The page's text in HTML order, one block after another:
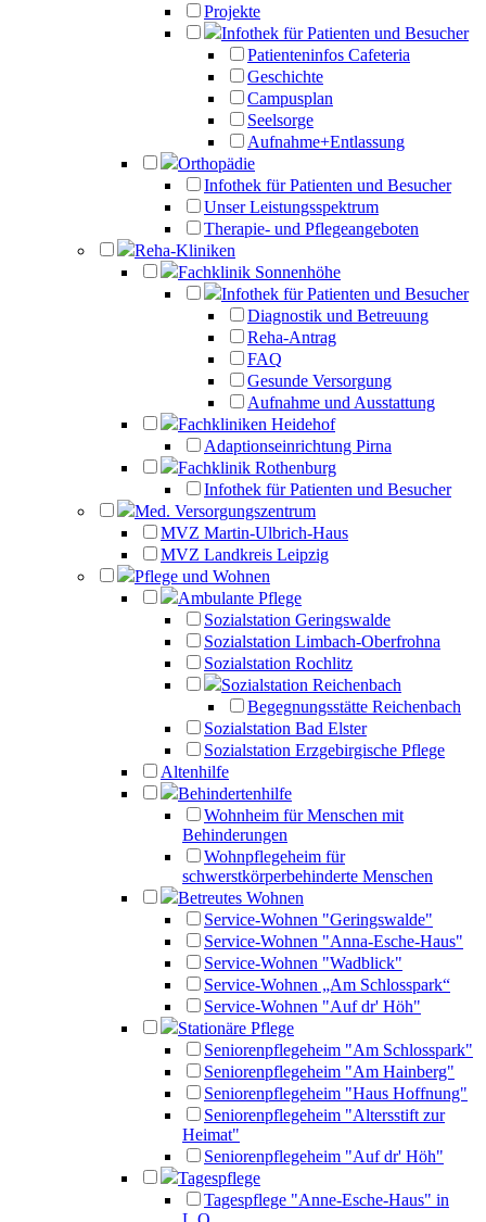
Projekte
Infothek für Patienten und Besucher
Patienteninfos Cafeteria
Geschichte
Campusplan
Seelsorge
Aufnahme+Entlassung
Orthopädie
Infothek für Patienten und Besucher
Unser Leistungsspektrum
Therapie- und Pflegeangeboten
Reha-Kliniken
Fachklinik Sonnenhöhe
Infothek für Patienten und Besucher
Diagnostik und Betreuung
Reha-Antrag
FAQ
Gesunde Versorgung
Aufnahme und Ausstattung
Fachkliniken Heidehof
Adaptionseinrichtung Pirna
Fachklinik Rothenburg
Infothek für Patienten und Besucher
Med. Versorgungszentrum
MVZ Martin-Ulbrich-Haus
MVZ Landkreis Leipzig
Pflege und Wohnen
Ambulante Pflege
Sozialstation Geringswalde
Sozialstation Limbach-Oberfrohna
Sozialstation Rochlitz
Sozialstation Reichenbach
Begegnungsstätte Reichenbach
Sozialstation Bad Elster
Sozialstation Erzgebirgische Pflege
Altenhilfe
Behindertenhilfe
Wohnheim für Menschen mit
Behinderungen
Wohnpflegeheim für
schwerstkörperbehinderte Menschen
Betreutes Wohnen
Service-Wohnen "Geringswalde"
Service-Wohnen "Anna-Esche-Haus"
Service-Wohnen "Wadblick"
Service-Wohnen „Am Schlosspark“
Service-Wohnen "Auf dr' Höh"
Stationäre Pflege
Seniorenpflegeheim "Am Schlosspark"
Seniorenpflegeheim "Am Hainberg"
Seniorenpflegeheim "Haus Hoffnung"
Seniorenpflegeheim "Altersstift zur
Heimat"
Seniorenpflegeheim "Auf dr' Höh"
Tagespflege
Tagespflege "Anne-Esche-Haus" in